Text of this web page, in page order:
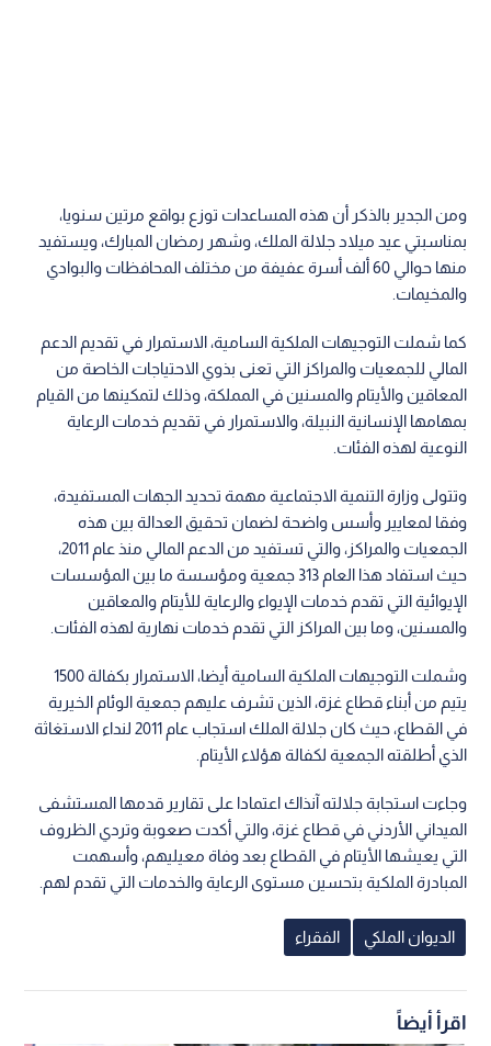
ومن الجدير بالذكر أن هذه المساعدات توزع بواقع مرتين سنويا،
بمناسبتي عيد ميلاد جلالة الملك، وشهر رمضان المبارك، ويستفيد
منها حوالي 60 ألف أسرة عفيفة من مختلف المحافظات والبوادي
والمخيمات.
كما شملت التوجيهات الملكية السامية، الاستمرار في تقديم الدعم
المالي للجمعيات والمراكز التي تعنى بذوي الاحتياجات الخاصة من
المعاقين والأيتام والمسنين في المملكة، وذلك لتمكينها من القيام
بمهامها الإنسانية النبيلة، والاستمرار في تقديم خدمات الرعاية
النوعية لهذه الفئات.
وتتولى وزارة التنمية الاجتماعية مهمة تحديد الجهات المستفيدة،
وفقا لمعايير وأسس واضحة لضمان تحقيق العدالة بين هذه
الجمعيات والمراكز، والتي تستفيد من الدعم المالي منذ عام 2011،
حيث استفاد هذا العام 313 جمعية ومؤسسة ما بين المؤسسات
الإيوائية التي تقدم خدمات الإيواء والرعاية للأيتام والمعاقين
والمسنين، وما بين المراكز التي تقدم خدمات نهارية لهذه الفئات.
وشملت التوجيهات الملكية السامية أيضا، الاستمرار بكفالة 1500
يتيم من أبناء قطاع غزة، الذين تشرف عليهم جمعية الوئام الخيرية
في القطاع، حيث كان جلالة الملك استجاب عام 2011 لنداء الاستغاثة
الذي أطلقته الجمعية لكفالة هؤلاء الأيتام.
وجاءت استجابة جلالته آنذاك اعتمادا على تقارير قدمها المستشفى
الميداني الأردني في قطاع غزة، والتي أكدت صعوبة وتردي الظروف
التي يعيشها الأيتام في القطاع بعد وفاة معيليهم، وأسهمت
المبادرة الملكية بتحسين مستوى الرعاية والخدمات التي تقدم لهم.
الديوان الملكي الفقراء
اقرأ أيضاً